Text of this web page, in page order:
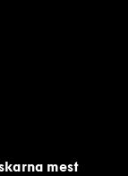
mest